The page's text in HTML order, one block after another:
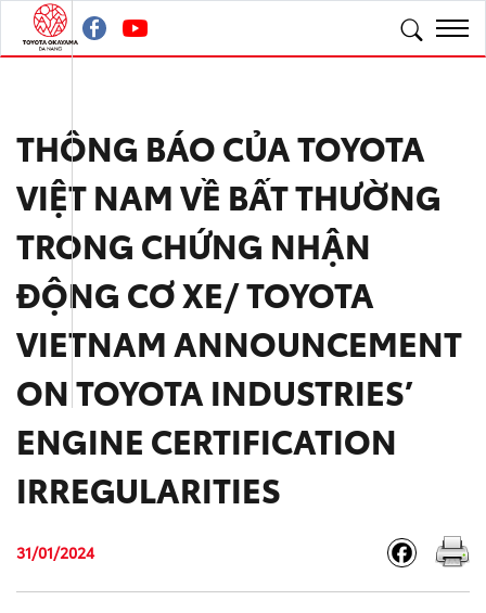
THÔNG BÁO CỦA TOYOTA
VIỆT NAM VỀ BẤT THƯỜNG
TRONG CHỨNG NHẬN
ĐỘNG CƠ XE/ TOYOTA
VIETNAM ANNOUNCEMENT
ON TOYOTA INDUSTRIES’
ENGINE CERTIFICATION
IRREGULARITIES
31/01/2024